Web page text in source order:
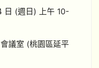
日 (週日) 上午 10-
議室 (桃園區延平